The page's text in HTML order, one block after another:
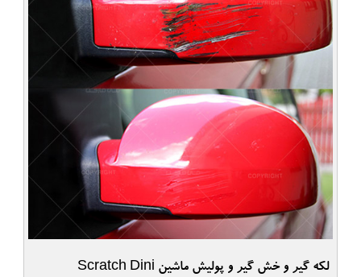
لکه گیر و خش گیر و پولیش ماشین Scratch Dini